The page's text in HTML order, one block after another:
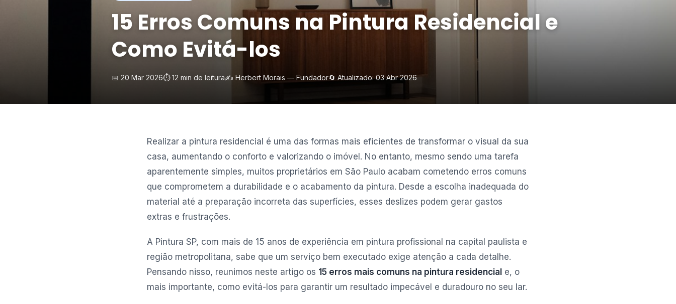
15 Erros Comuns na Pintura Residencial e
Como Evitá-los
📅 20 Mar 2026⏱️ 12 min de leitura✍️ Herbert Morais — Fundador🔄 Atualizado: 03 Abr 2026
Realizar a pintura residencial é uma das formas mais eficientes de transformar o visual da sua
casa, aumentando o conforto e valorizando o imóvel. No entanto, mesmo sendo uma tarefa
aparentemente simples, muitos proprietários em São Paulo acabam cometendo erros comuns
que comprometem a durabilidade e o acabamento da pintura. Desde a escolha inadequada do
material até a preparação incorreta das superfícies, esses deslizes podem gerar gastos
extras e frustrações.
A Pintura SP, com mais de 15 anos de experiência em pintura profissional na capital paulista e
região metropolitana, sabe que um serviço bem executado exige atenção a cada detalhe.
Pensando nisso, reunimos neste artigo os 15 erros mais comuns na pintura residencial e, o
mais importante, como evitá-los para garantir um resultado impecável e duradouro no seu lar.